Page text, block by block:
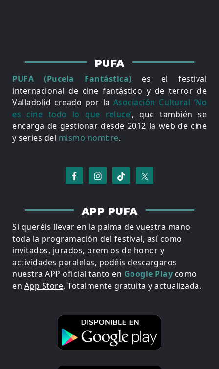
PUFA
PUFA (Pucela Fantástica) es el festival
internacional de cine fantástico y de terror de
Valladolid creado por la Asociación Cultural ‘No
es cine todo lo que reluce’, que también se
encarga de gestionar desde 2012 la web de cine
y series del mismo nombre.
APP PUFA
Si queréis llevar en la palma de vuestra mano
toda la programación del festival, así como
invitados, jurados, premios de honor y
actividades paralelas, podéis descargaros
nuestra APP oficial tanto en Google Play como
en App Store. Totalmente gratuita y actualizada.